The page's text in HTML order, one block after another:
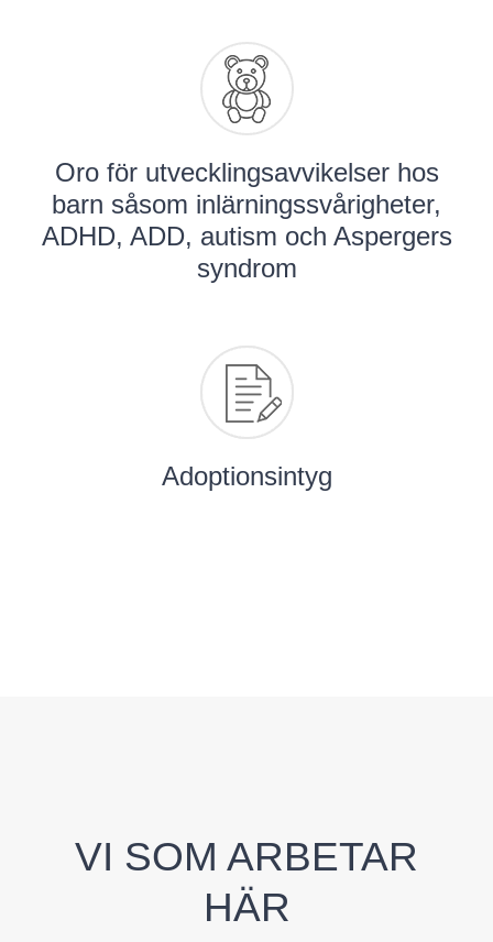
Oro för utvecklingsavvikelser hos
barn såsom inlärningssvårigheter,
ADHD, ADD, autism och Aspergers
syndrom
Adoptionsintyg
VI SOM ARBETAR
HÄR